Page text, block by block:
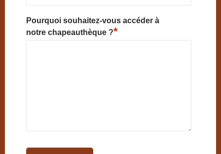
Pourquoi souhaitez-vous accéder à
notre chapeauthèque ?*